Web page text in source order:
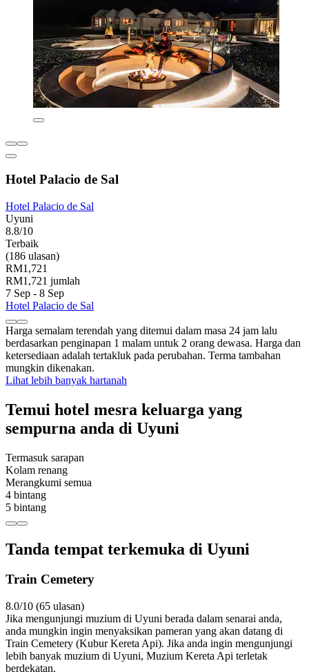
Hotel Palacio de Sal
Hotel Palacio de Sal
Uyuni
8.8/10
Terbaik
(186 ulasan)
RM1,721
RM1,721 jumlah
7 Sep - 8 Sep
Hotel Palacio de Sal
Harga semalam terendah yang ditemui dalam masa 24 jam lalu
berdasarkan penginapan 1 malam untuk 2 orang dewasa. Harga dan
ketersediaan adalah tertakluk pada perubahan. Terma tambahan
mungkin dikenakan.
Lihat lebih banyak hartanah
Temui hotel mesra keluarga yang
sempurna anda di Uyuni
Termasuk sarapan
Kolam renang
Merangkumi semua
4 bintang
5 bintang
Tanda tempat terkemuka di Uyuni
Train Cemetery
8.0/10 (65 ulasan)
Jika mengunjungi muzium di Uyuni berada dalam senarai anda,
anda mungkin ingin menyaksikan pameran yang akan datang di
Train Cemetery (Kubur Kereta Api). Jika anda ingin mengunjungi
lebih banyak muzium di Uyuni, Muzium Kereta Api terletak
berdekatan.